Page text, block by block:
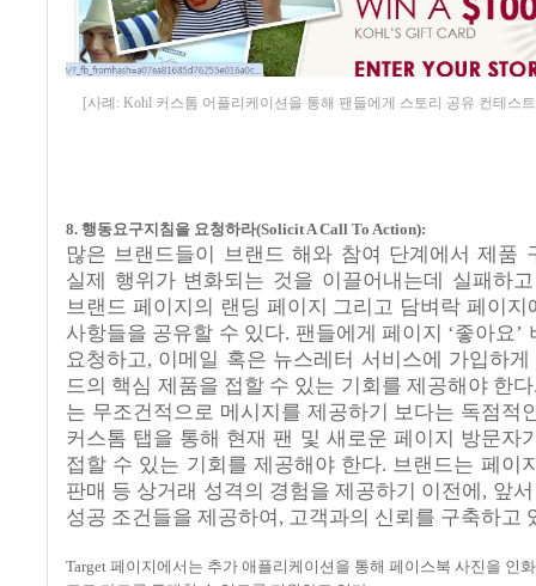
[사례: Kohl 커스톰 어플리케이션을 통해 팬들에게 스토리 공유 컨테스
8. 행동요구지침을 요청하라(Solicit A Call To Action):
많은 브랜드들이 브랜드 해와 참여 단계에서 제품
실제 행위가 변화되는 것을 이끌어내는데 실패하
브랜드 페이지의 랜딩 페이지 그리고 담벼락 페이지
사항들을 공유할 수 있다. 팬들에게 페이지 ‘좋아요’
요청하고, 이메일 혹은 뉴스레터 서비스에 가입하게
드의 핵심 제품을 접할 수 있는 기회를 제공해야 한다
는 무조건적으로 메시지를 제공하기 보다는 독점적
커스톰 탭을 통해 현재 팬 및 새로운 페이지 방문자
접할 수 있는 기회를 제공해야 한다. 브랜드는 페이
판매 등 상거래 성격의 경험을 제공하기 이전에 , 앞
성공 조건들을 제공하여 , 고객과의 신뢰를 구축하고
Target 페이지에서는 추가 애플리케이션을 통해 페이스북 사진을 인